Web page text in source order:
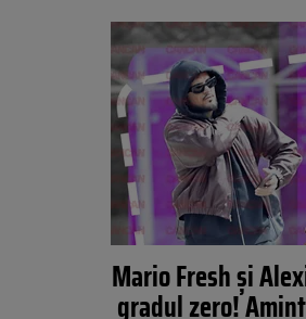
Mario Fresh și
gradul zero!